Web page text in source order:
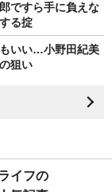
ですら手に負えな
る掟
いい…小野田紀美
狙い
イフの